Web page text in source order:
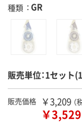
種類 GR
販売単位：1セット
販売価格 ￥3,209 （
￥3,529